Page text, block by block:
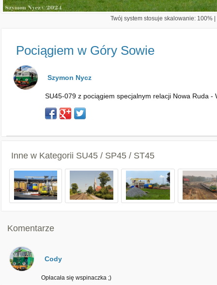
Twój system stosuje skalowanie: 100%
Pociągiem w Góry Sowie
Szymon Nycz
SU45-079 z pociągiem specjalnym relacji Nowa Ruda -
Inne w Kategorii SU45 / SP45 / ST45
Komentarze
Cody
Opłacała się wspinaczka ;)